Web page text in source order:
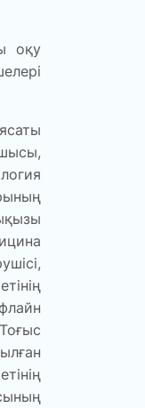
оқу